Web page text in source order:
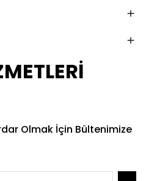
Olmak İçin Bültenimize